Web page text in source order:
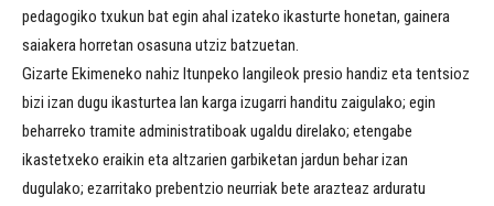
pedagogiko txukun bat egin ahal izateko ikasturte honetan, gainera
saiakera horretan osasuna utziz batzuetan.
Gizarte Ekimeneko nahiz Itunpeko langileok presio handiz eta tentsioz
bizi izan dugu ikasturtea lan karga izugarri handitu zaigulako; egin
beharreko tramite administratiboak ugaldu direlako; etengabe
ikastetxeko eraikin eta altzarien garbiketan jardun behar izan
dugulako; ezarritako prebentzio neurriak bete arazteaz arduratu